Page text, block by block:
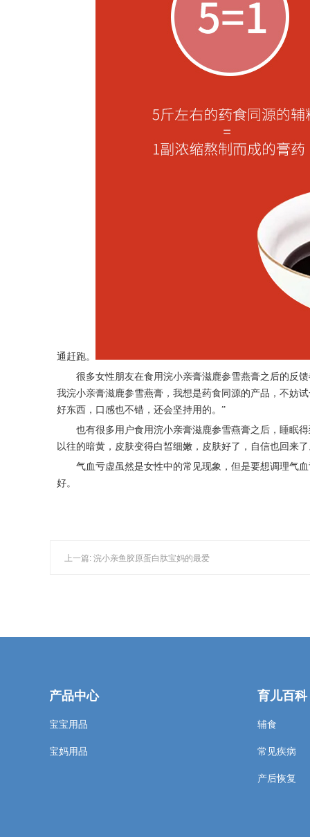
通赶跑。
很多女性朋友在食用浣小亲膏滋鹿参雪燕膏之后的反
我浣小亲膏滋鹿参雪燕膏，我想是药食同源的产品，不妨
好东西，口感也不错，还会坚持用的。”
也有很多用户食用浣小亲膏滋鹿参雪燕膏之后，睡眠
以往的暗黄，皮肤变得白皙细嫩，皮肤好了，自信也回来了
气血亏虚虽然是女性中的常见现象，但是要想调理气
好。
上一篇: 浣小亲鱼胶原蛋白肽宝妈的最爱
产品中心
宝宝用品
宝妈用品
育儿百科
辅食
常见疾病
产后恢复